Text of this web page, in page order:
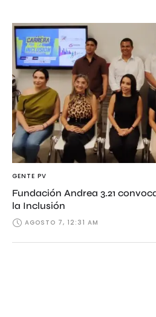
GENTE PV
Fundación Andrea 3.21
la Inclusión
AGOSTO 7, 12:31 AM